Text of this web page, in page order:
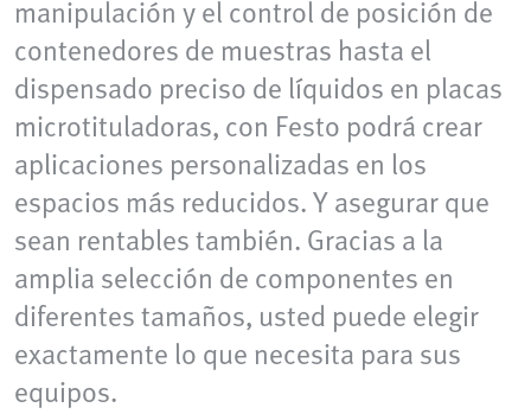
manipulación y el control de posición de
contenedores de muestras hasta el
dispensado preciso de líquidos en placas
microtituladoras, con Festo podrá crear
aplicaciones personalizadas en los
espacios más reducidos. Y asegurar que
sean rentables también. Gracias a la
amplia selección de componentes en
diferentes tamaños, usted puede elegir
exactamente lo que necesita para sus
equipos.